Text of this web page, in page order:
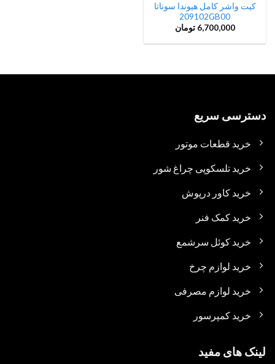
کیت واشر کامل هیوندا سوناتا
209102GB00
6,700,000 تومان
دسترسی سریع
خرید قطعات موتور
خرید تلسکوپی چراغ شور
خرید کاور درپوش
خرید کمک فنر
خرید کوئل سرشمع
خرید لوازم چرخ
خرید لوازم مصرفی
خرید کمپرسور
لینک های مفید